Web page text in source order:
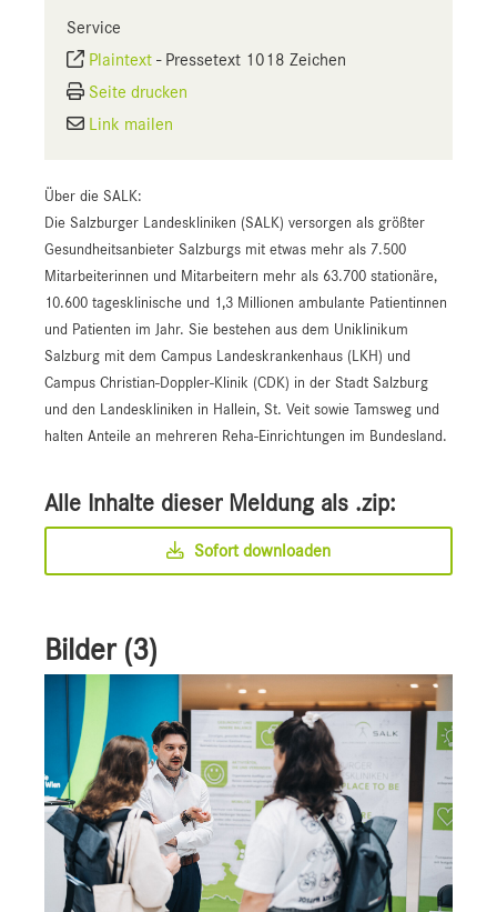
Service
Plaintext - Pressetext 1018 Zeichen
Seite drucken
Link mailen
Über die SALK:
Die Salzburger Landeskliniken (SALK) versorgen als größter
Gesundheitsanbieter Salzburgs mit etwas mehr als 7.500
Mitarbeiterinnen und Mitarbeitern mehr als 63.700 stationäre,
10.600 tagesklinische und 1,3 Millionen ambulante Patientinnen
und Patienten im Jahr. Sie bestehen aus dem Uniklinikum
Salzburg mit dem Campus Landeskrankenhaus (LKH) und
Campus Christian-Doppler-Klinik (CDK) in der Stadt Salzburg
und den Landeskliniken in Hallein, St. Veit sowie Tamsweg und
halten Anteile an mehreren Reha-Einrichtungen im Bundesland.
Alle Inhalte dieser Meldung als .zip:
Sofort downloaden
Bilder (3)